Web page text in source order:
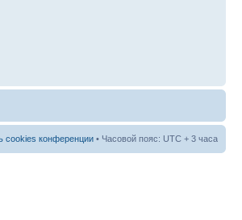
cookies конференции • Часовой пояс: UTC + 3 часа